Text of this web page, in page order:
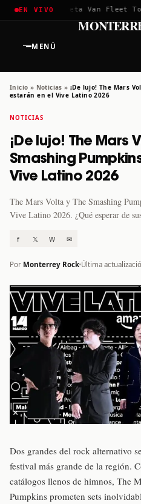
EN VIVO
2026 ✱Greta Van Fleet Tour
MENÚ
Inicio » Noticias » ¡De lujo! The Mars
estarán en el Vive Latino 2026
NOTICIAS
¡De lujo! The Mars
Smashing
Vive Latino 2026
The Mars Volta y The Smashing
Vive Latino 2026. ¿Qué esperar de
f 𝕏 W ✉
Por Monterrey Rock Última
Dos grandes del rock alternativo
festival más grande de la región.
catálogos llenos de himnos, The
Pumpkins prometen sets